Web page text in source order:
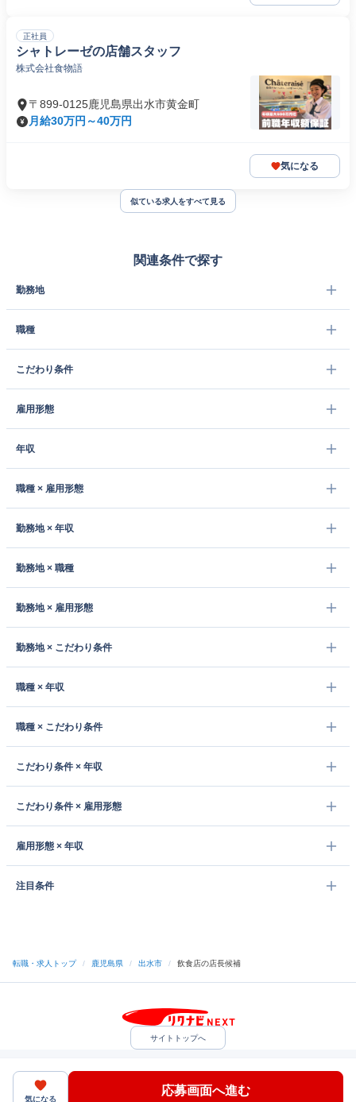
正社員
シャトレーゼの店舗スタッフ
株式会社食物語
〒899-0125鹿児島県出水市黄金町
月給30万円～40万円
気になる
似ている求人をすべて見る
関連条件で探す
勤務地
職種
こだわり条件
雇用形態
年収
職種 × 雇用形態
勤務地 × 年収
勤務地 × 職種
勤務地 × 雇用形態
勤務地 × こだわり条件
職種 × 年収
職種 × こだわり条件
こだわり条件 × 年収
こだわり条件 × 雇用形態
雇用形態 × 年収
注目条件
転職・求人トップ / 鹿児島県 / 出水市 / 飲食店の店長候補
気になる
応募画面へ進む
サイトトップへ
中途採用をご検討の企業様
ヘルプ・お問い合わせ
（C）Indeed Inc.